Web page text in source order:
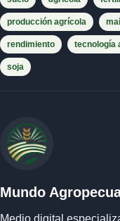
producción agrícola
rendimiento tecnología
soja
Mundo
Medio digital